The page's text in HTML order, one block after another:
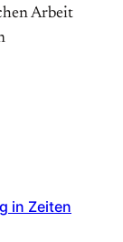
Arbeit
in Zeiten